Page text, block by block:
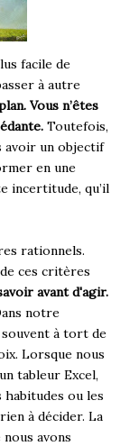
facile de
à autre
Vous n’êtes
Toutefois,
avoir un objectif
en une
incertitude, qu’il
rationnels.
ces critères
avant d'agir.
notre
à tort de
Lorsque nous
tableur Excel,
ou les
à décider. La
avons